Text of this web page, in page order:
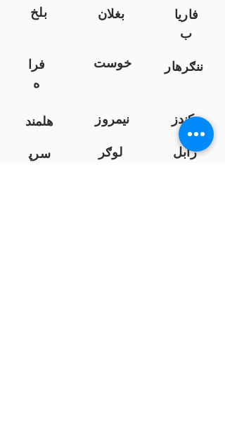
بلخ
بغلان
فاریا
ب
فرا
ه
خوست ننګرهار
هلمند نیمروز
کندز
سرپ
لوګر زابل